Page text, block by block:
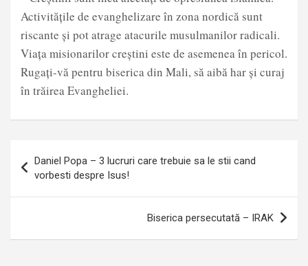
Activitățile de evanghelizare în zona nordică sunt
riscante și pot atrage atacurile musulmanilor radicali.
Viața misionarilor creștini este de asemenea în pericol.
Rugați-vă pentru biserica din Mali, să aibă har și curaj
în trăirea Evangheliei.
navigation
Daniel Popa – 3 lucruri care trebuie sa le stii cand
vorbesti despre Isus!
Biserica persecutată – IRAK